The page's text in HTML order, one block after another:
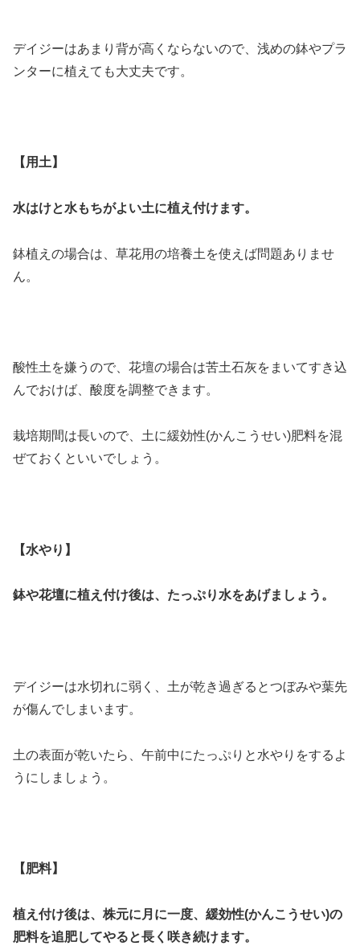
デイジーはあまり背が高くならないので、浅めの鉢やプラ
ンターに植えても大丈夫です。
【用土】
水はけと水もちがよい土に植え付けます。
鉢植えの場合は、草花用の培養土を使えば問題ありませ
ん。
酸性土を嫌うので、花壇の場合は苦土石灰をまいてすき込
んでおけば、酸度を調整できます。
栽培期間は長いので、土に緩効性(かんこうせい)肥料を混
ぜておくといいでしょう。
【水やり】
鉢や花壇に植え付け後は、たっぷり水をあげましょう。
デイジーは水切れに弱く、土が乾き過ぎるとつぼみや葉先
が傷んでしまいます。
土の表面が乾いたら、午前中にたっぷりと水やりをするよ
うにしましょう。
【肥料】
植え付け後は、株元に月に一度、緩効性(かんこうせい)の
肥料を追肥してやると長く咲き続けます。